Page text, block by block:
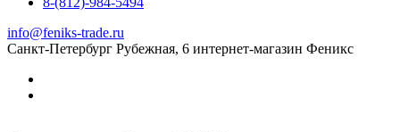
info@feniks-trade.ru
Санкт-Петербург Рубежная, 6 интернет-магазин Феникс